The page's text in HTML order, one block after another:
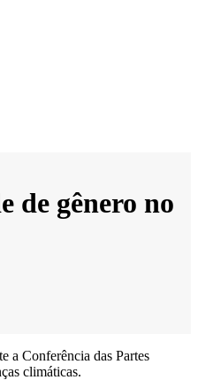
de gênero no
a Conferência das Partes
climáticas.